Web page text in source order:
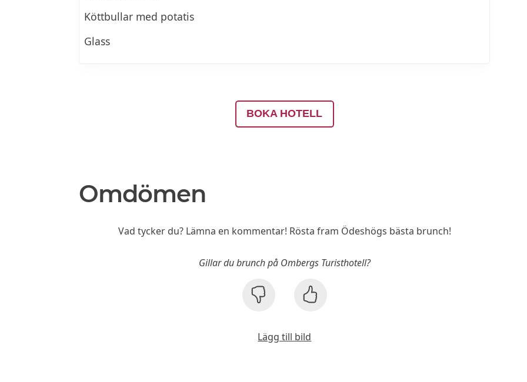
Köttbullar med potatis
Glass
BOKA HOTELL
Omdömen
Vad tycker du? Lämna en kommentar! Rösta fram Ödeshögs bästa brunch!
Gillar du brunch på Ombergs Turisthotell?
Lägg till bild